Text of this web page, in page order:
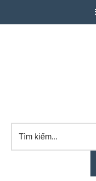
kiếm...